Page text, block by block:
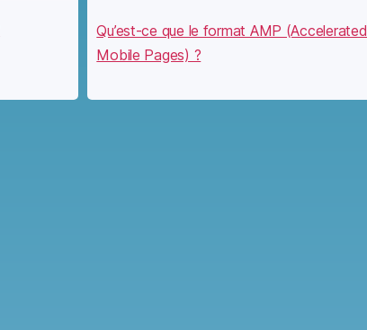
Qu’est-ce que le format AMP (Accelerated
Mobile Pages) ?